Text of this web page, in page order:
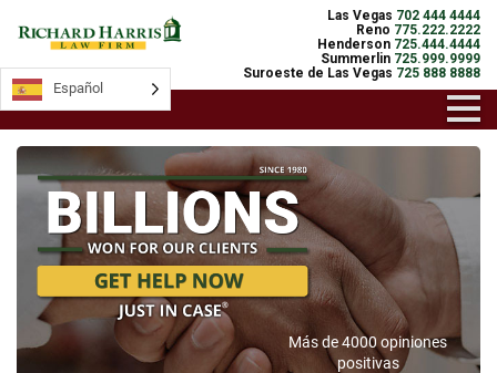
Las Vegas 702 444 4444
Reno 775.222.2222
Henderson 725.444.4444
Summerlin 725.999.9999
Suroeste de Las Vegas 725 888 8888
Más de 4000 opiniones
positivas
Español